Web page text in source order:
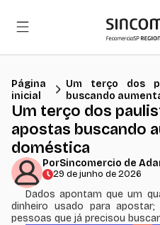
Página
inicial
Um terço dos
buscando
Um terço dos
apostas buscando
doméstica
PorSincomercio de
29 de junho de 2026
Dados apontam que um
dinheiro usado para
pessoas que já precisou